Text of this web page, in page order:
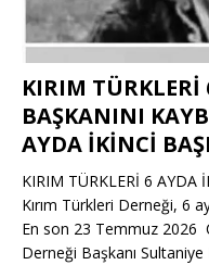
KIRIM
BAŞKANINI
AYDA İKİNCİ
KIRIM TÜRKLERİ 6 AYDA
Kırım Türkleri Derneği, 6
En son 23 Temmuz 2026
Derneği Başkanı Sultaniye